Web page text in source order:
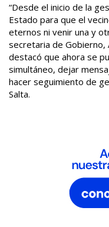
“Desde el inicio de la
Estado para que el
eternos ni venir una y
secretaria de Gobierno,
destacó que ahora se
simultáneo, dejar
hacer seguimiento de
Salta.